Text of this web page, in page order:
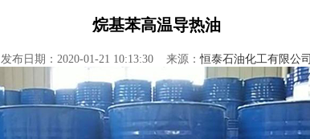
烷基苯高温导热油
发布日期：2020-01-21 10:13:30 来源：恒泰石油化工有限公司